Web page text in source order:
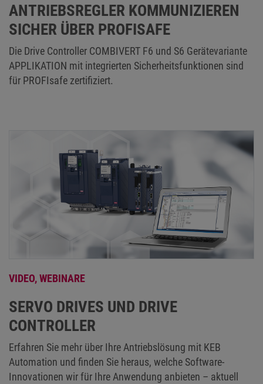
ANTRIEBSREGLER KOMMUNIZIEREN
SICHER ÜBER PROFISAFE
Die Drive Controller COMBIVERT F6 und S6 Gerätevariante
APPLIKATION mit integrierten Sicherheitsfunktionen sind
für PROFIsafe zertifiziert.
VIDEO,WEBINARE
SERVO DRIVES UND DRIVE
CONTROLLER
Erfahren Sie mehr über Ihre Antriebslösung mit KEB
Automation und finden Sie heraus, welche Software-
Innovationen wir für Ihre Anwendung anbieten – aktuell